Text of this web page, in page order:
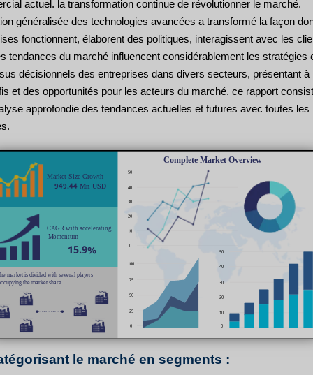
actuel. la transformation continue de révolutionner le marché.
généralisée des technologies avancées a transformé la façon
fonctionnent, élaborent des politiques, interagissent avec les
tendances du marché influencent considérablement les stratégies
décisionnels des entreprises dans divers secteurs, présentant à
et des opportunités pour les acteurs du marché. ce rapport
approfondie des tendances actuelles et futures avec toutes les
le marché en segments :